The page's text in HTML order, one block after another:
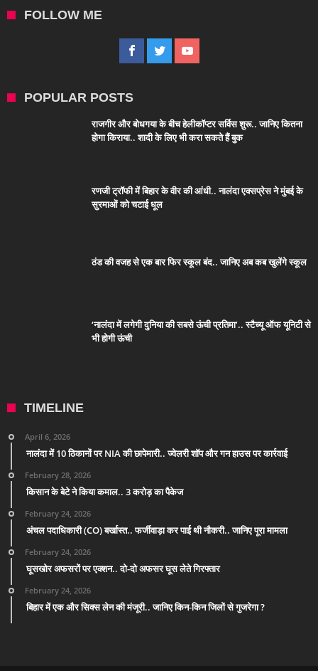
FOLLOW ME
POPULAR POSTS
राजगीर और बोधगया के बीच हेलीकॉप्टर सर्विस शुरू.. जानिए कितना
होगा किराया.. शादी के लिए भी करा सकते हैं बुक
रणजी ट्रॉफी में बिहार के वीर की आंधी.. नालंदा एक्सप्रेस ने मुंबई के
सुरमाओं को चटाई धूल
ठंड की वजह से एक बार फिर स्कूल बंद.. जानिए अब कब खुलेंगे स्कूल
‘नालंदा में लगेगी दुनिया की सबसे ऊंची प्रतिमा’.. स्टैच्यू ऑफ यूनिटी से
भी होगी ऊंची
TIMELINE
April 6, 2026
नालंदा में 10 ठिकानों पर NIA की छापेमारी.. ज्वेलरी शॉप और गन हाउस पर कार्रवाई
February 28, 2026
किसान के बेटे ने किया कमाल.. 3 करोड़ का पैकेज
February 24, 2026
अंचल पदाधिकारी (CO) बर्खास्त.. फर्जीवाड़ा कर पाई थी नौकरी.. जानिए पूरा मामला
February 24, 2026
घूसखोर अफसरों पर एक्शन.. दो-दो अफसर घूस लेते गिरफ्तार
February 24, 2026
बिहार में एक और सिक्स लेन की मंजूरी.. जानिए किन-किन जिलों से गुजरेगा ?